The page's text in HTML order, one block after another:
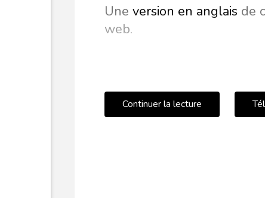
Une version en anglais de
web.
Continuer la lecture